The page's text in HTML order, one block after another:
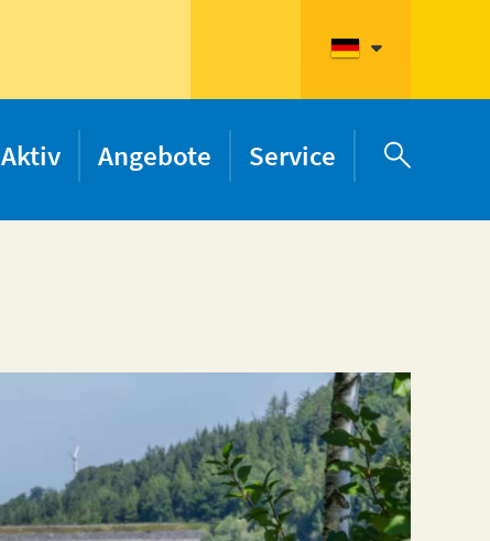

Aktiv Angebote Service